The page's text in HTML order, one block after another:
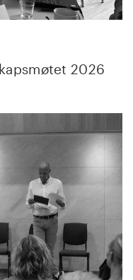
2026